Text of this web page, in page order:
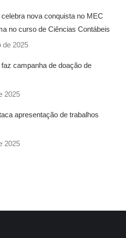
nova conquista no MEC
no curso de Ciências Contábeis
de 2025
campanha de doação de
2025
apresentação de trabalhos
2025